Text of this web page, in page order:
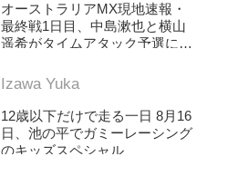
オーストラリアMX現地速報・
最終戦1日目、中島漱也と横山
遥希がタイムアタック予選に挑
Izawa Yuka
12歳以下だけで走る一日 8月16
日、池の平でガミーレーシング
のキッズスペシャル